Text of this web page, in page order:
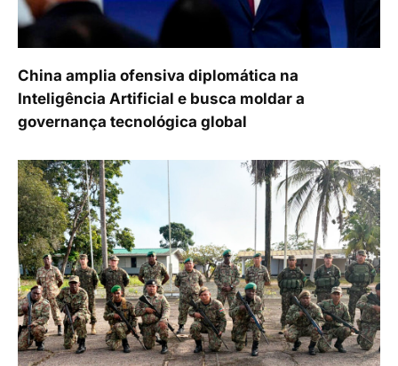
China amplia ofensiva diplomática na
Inteligência Artificial e busca moldar a
governança tecnológica global